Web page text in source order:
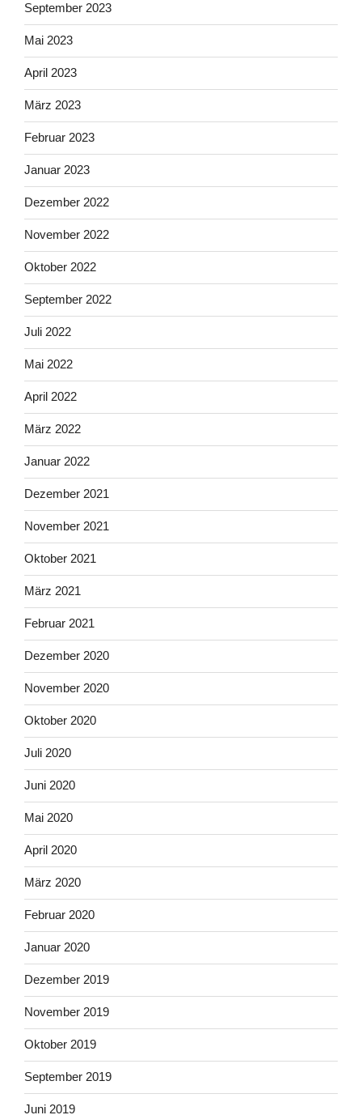
September 2023
Mai 2023
April 2023
März 2023
Februar 2023
Januar 2023
Dezember 2022
November 2022
Oktober 2022
September 2022
Juli 2022
Mai 2022
April 2022
März 2022
Januar 2022
Dezember 2021
November 2021
Oktober 2021
März 2021
Februar 2021
Dezember 2020
November 2020
Oktober 2020
Juli 2020
Juni 2020
Mai 2020
April 2020
März 2020
Februar 2020
Januar 2020
Dezember 2019
November 2019
Oktober 2019
September 2019
Juni 2019